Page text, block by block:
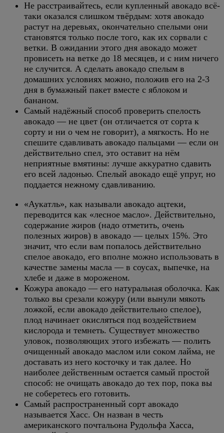
Не расстраивайтесь, если купленный авокадо всё-
таки оказался слишком твёрдым: хотя авокадо
растут на деревьях, окончательно спелыми они
становятся только после того, как их сорвали с
ветки. В ожидании этого дня авокадо может
провисеть на ветке до 18 месяцев, и с ним ничего
не случится. А сделать авокадо спелым в
домашних условиях можно, положив его на 2-3
дня в бумажный пакет вместе с яблоком и
бананом.
Самый надёжный способ проверить спелость
авокадо — не цвет (он отличается от сорта к
сорту и ни о чем не говорит), а мягкость. Но не
спешите сдавливать авокадо пальцами — если он
действительно спел, это оставит на нём
неприятные вмятины: лучше аккуратно сдавить
его всей ладонью. Спелый авокадо ещё упруг, но
поддается нежному сдавливанию.
«Аукатль», как называли авокадо ацтеки,
переводится как «лесное масло». Действительно,
содержание жиров (надо отметить, очень
полезных жиров) в авокадо — целых 15%. Это
значит, что если вам попалось действительно
спелое авокадо, его вполне можно использовать в
качестве замены масла — в соусах, выпечке, на
хлебе и даже в мороженом.
Кожура авокадо — его натуральная оболочка. Как
только вы срезали кожуру (или вынули мякоть
ложкой, если авокадо действительно спелое),
плод начинает окисляться под воздействием
кислорода и темнеть. Существует множество
уловок, позволяющих этого избежать — полить
очищенный авокадо маслом или соком лайма, не
доставать из него косточку и так далее. Но
наиболее действенным остается самый простой
способ: не очищать авокадо до тех пор, пока вы
не соберетесь его готовить.
Самый распространенный сорт авокадо
называется Хасс. Он назван в честь
американского почтальона Рудольфа Хасса,